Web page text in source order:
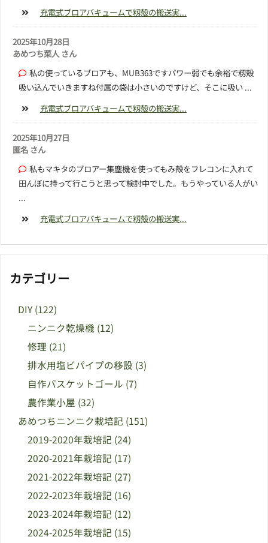
充電式ブロアバキュームで籾殻の搬送実...
2025年10月28日
あめつち菜人 さん
私の使っているブロアも、MUB363ですパワー弱でも余裕で籾殻
吸い込んでいきますね付属の袋は小さいのですけど、そこに吸い ...
充電式ブロアバキュームで籾殻の搬送実...
2025年10月27日
匿名 さん
私もマキタのブロアー集塵機を使ってもみ殻をフレコンに入れて
田んぼに持って行こうと思って検討中でした。もうやっている人がい
...
充電式ブロアバキュームで籾殻の搬送実...
カテゴリー
DIY (122)
ニンニク乾燥機 (12)
修理 (21)
排水用塩ビパイプの移設 (3)
自作バスケットゴール (7)
農作業小屋 (32)
あめつちニンニク栽培記 (151)
2019-2020年栽培記 (24)
2020-2021年栽培記 (17)
2021-2022年栽培記 (27)
2022-2023年栽培記 (16)
2023-2024年栽培記 (12)
2024-2025年栽培記 (15)